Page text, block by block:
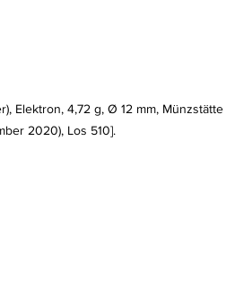
Elektron, 4,72 g, Ø 12 mm, Münzstätte
2020), Los 510].